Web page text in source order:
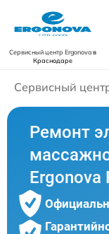
Сервисный центр Ergonovaв
Краснодаре
Сервисный
Ремонт
Ergonova